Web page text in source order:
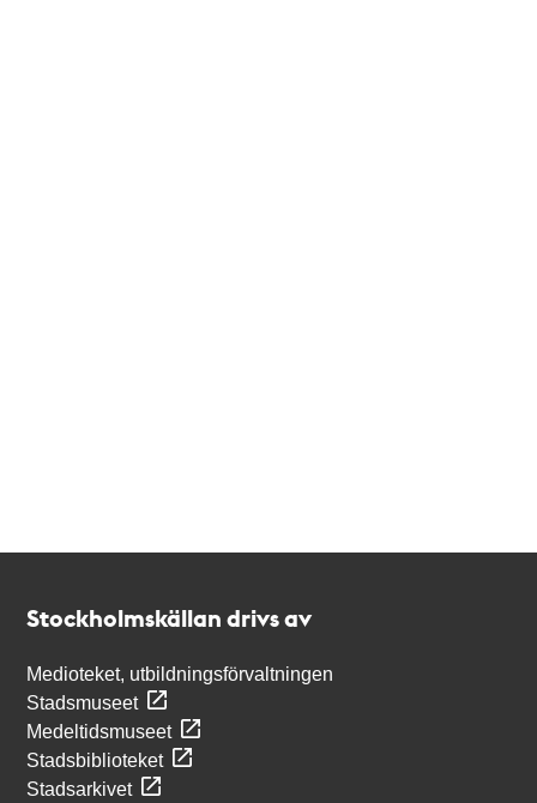
Stockholmskällan drivs av
Medioteket, utbildningsförvaltningen
Stadsmuseet
Medeltidsmuseet
Stadsbiblioteket
Stadsarkivet